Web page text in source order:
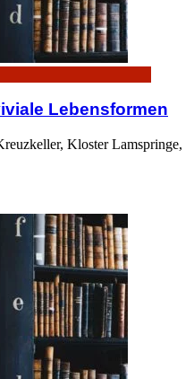
Lebensformen
Kloster Lamspringe,